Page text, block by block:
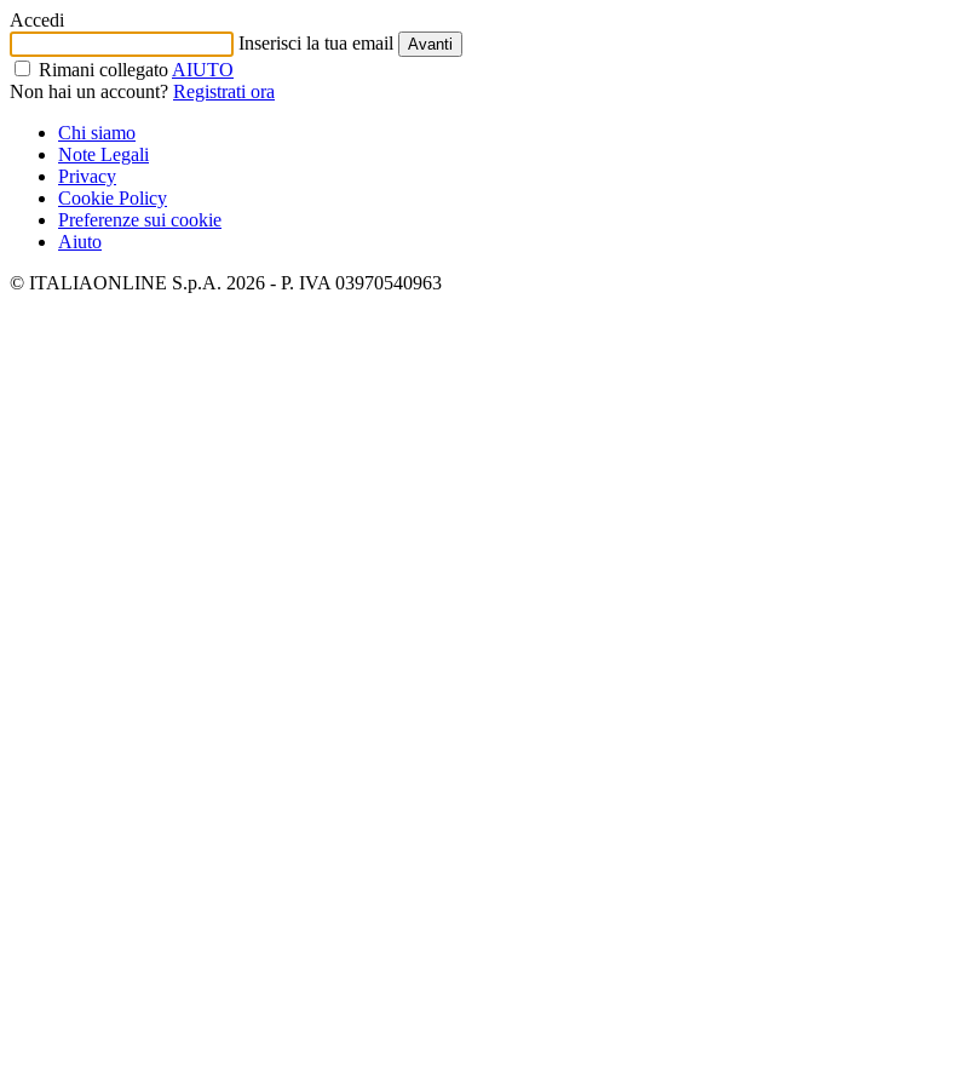
Accedi
Inserisci la tua email
Avanti
Rimani collegato AIUTO
Non hai un account? Registrati ora
Chi siamo
Note Legali
Privacy
Cookie Policy
Preferenze sui cookie
Aiuto
© ITALIAONLINE S.p.A. 2026 - P. IVA 03970540963